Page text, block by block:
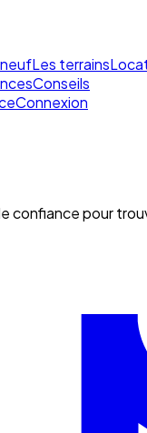
Les terrains
Conseils
Connexion
confiance pour